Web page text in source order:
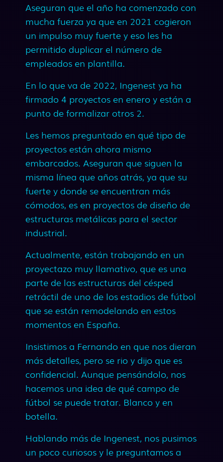
Aseguran que el año ha comenzado con
mucha fuerza ya que en 2021 cogieron
un impulso muy fuerte y eso les ha
permitido duplicar el número de
empleados en plantilla.
En lo que va de 2022, Ingenest ya ha
firmado 4 proyectos en enero y están a
punto de formalizar otros 2.
Les hemos preguntado en qué tipo de
proyectos están ahora mismo
embarcados. Aseguran que siguen la
misma línea que años atrás, ya que su
fuerte y donde se encuentran más
cómodos, es en proyectos de diseño de
estructuras metálicas para el sector
industrial.
Actualmente, están trabajando en un
proyectazo muy llamativo, que es una
parte de las estructuras del césped
retráctil de uno de los estadios de fútbol
que se están remodelando en estos
momentos en España.
Insistimos a Fernando en que nos dieran
más detalles, pero se rio y dijo que es
confidencial. Aunque pensándolo, nos
hacemos una idea de qué campo de
fútbol se puede tratar. Blanco y en
botella.
Hablando más de Ingenest, nos pusimos
un poco curiosos y le preguntamos a